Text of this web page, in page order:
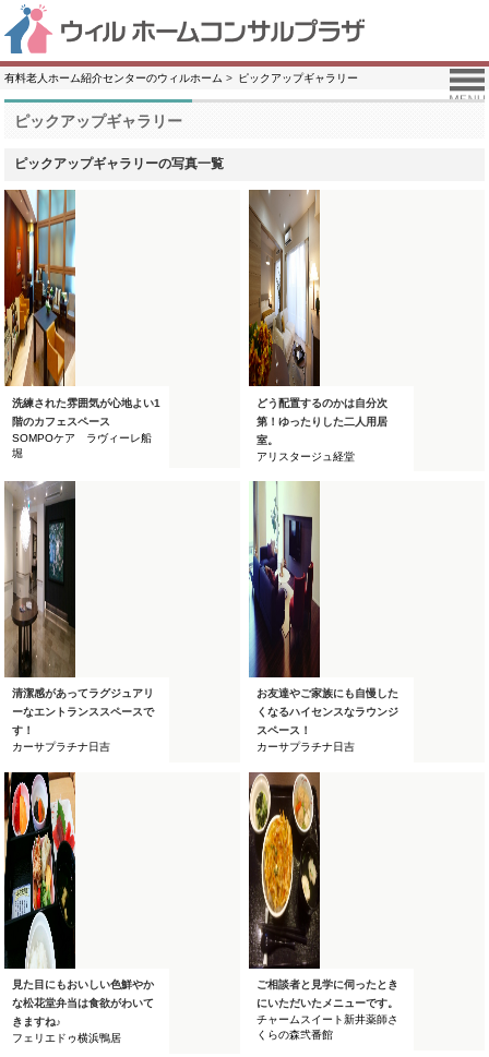
有料老人ホーム紹介センターのウィルホーム ピックアップギャラリー
ピックアップギャラリー
ピックアップギャラリーの写真一覧
洗練された雰囲気が心地よい1
階のカフェスペース
SOMPOケア ラヴィーレ船
堀
どう配置するのかは自分次
第！ゆったりした二人用居
室。
アリスタージュ経堂
清潔感があってラグジュアリ
ーなエントランススペースで
す！
カーサプラチナ日吉
お友達やご家族にも自慢した
くなるハイセンスなラウンジ
スペース！
カーサプラチナ日吉
見た目にもおいしい色鮮やか
な松花堂弁当は食欲がわいて
きますね♪
フェリエドゥ横浜鴨居
ご相談者と見学に伺ったとき
にいただいたメニューです。
チャームスイート新井薬師さ
くらの森弐番館